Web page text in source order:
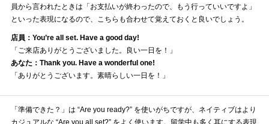
員から言われたときは「お支払いが終わったので、もう行っていいですよ」
といった表現になるので、こちらも合わせて覚えておくと良いでしょう。
店員：You’re all set. Have a good day!
「ご来店ありがとうございました。良い一日を！」
あなた：Thank you. Have a wonderful one!
「ありがとうございます。素晴らしい一日を！」
「準備できた？」は “Are you ready?” を使いがちですが、ネイティブはより